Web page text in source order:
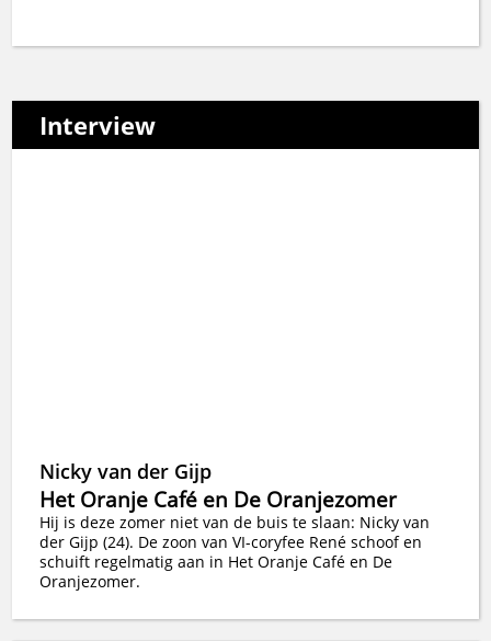
Interview
Nicky van der Gijp
Het Oranje Café en De Oranjezomer
Hij is deze zomer niet van de buis te slaan: Nicky van
der Gijp (24). De zoon van VI-coryfee René schoof en
schuift regelmatig aan in Het Oranje Café en De
Oranjezomer.